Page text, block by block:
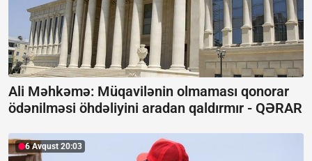
Ali Məhkəmə: Müqavilənin olmaması qonorar
ödənilməsi öhdəliyini aradan qaldırmır - QƏRAR
6 Avqust 20:03